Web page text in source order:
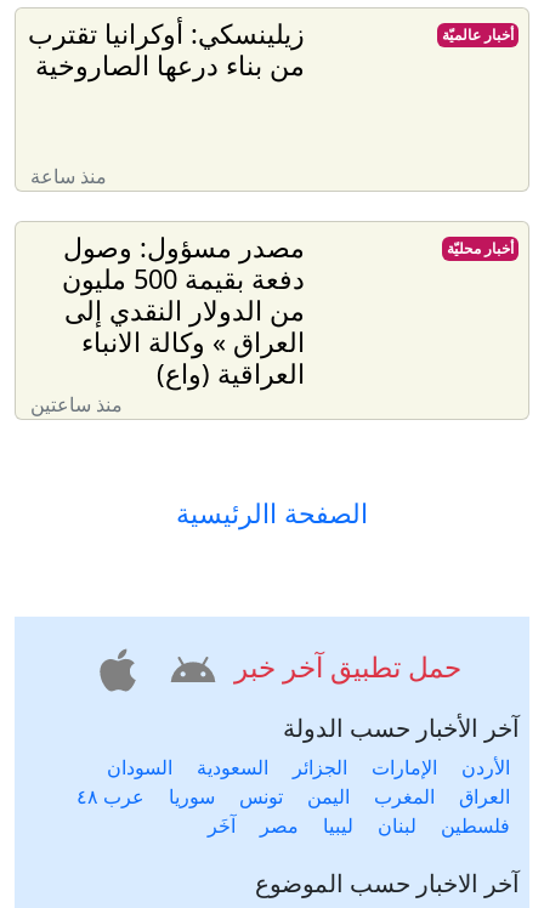
زيلينسكي: أوكرانيا تقترب
من بناء درعها الصاروخية
منذ ساعة
أخبار عالميّة
مصدر مسؤول: وصول
دفعة بقيمة 500 مليون
من الدولار النقدي إلى
العراق » وكالة الانباء
العراقية (واع)
منذ ساعتين
أخبار محليّة
الصفحة االرئيسية
حمل تطبيق آخر خبر
آخر الأخبار حسب الدولة
الأردن الإمارات الجزائر السعودية
السودان
العراق
المغرب اليمن تونس سوريا
عرب ٤٨
فلسطين
لبنان ليبيا مصر آخَر
آخر الاخبار حسب الموضوع